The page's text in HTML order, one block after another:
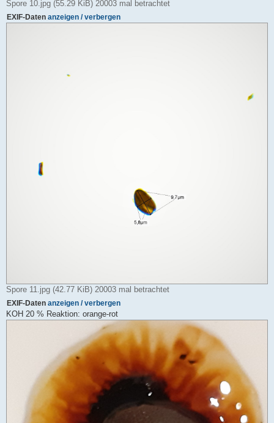
Spore 10.jpg (55.29 KiB) 20003 mal betrachtet
EXIF-Daten anzeigen / verbergen
Spore 11.jpg (42.77 KiB) 20003 mal betrachtet
EXIF-Daten anzeigen / verbergen
KOH 20 % Reaktion: orange-rot